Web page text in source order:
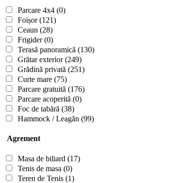
Parcare 4x4 (0)
Foișor(121)
Ceaun (28)
Frigider(0)
Terasă panoramică (130)
Grătar exterior(249)
Grădină privată (251)
Curte mare (75)
Parcare gratuită (176)
Parcare acoperită (0)
Foc de tabără (38)
Hammock / Leagăn (99)
Agrement
Masa de biliard (17)
Tenis de masa (0)
Teren de Tenis (1)